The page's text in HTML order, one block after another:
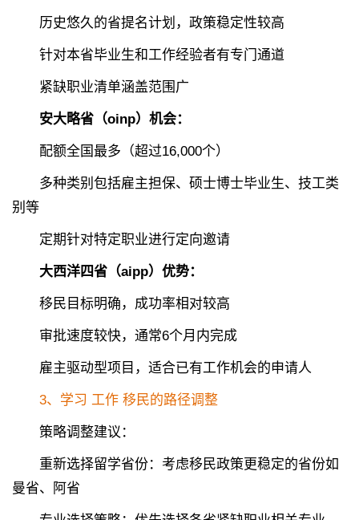
历史悠久的省提名计划，政策稳定性较高
针对本省毕业生和工作经验者有专门通道
紧缺职业清单涵盖范围广
安大略省（oinp）机会：
配额全国最多（超过16,000个）
多种类别包括雇主担保、硕士博士毕业生、技工类
别等
定期针对特定职业进行定向邀请
大西洋四省（aipp）优势：
移民目标明确，成功率相对较高
审批速度较快，通常6个月内完成
雇主驱动型项目，适合已有工作机会的申请人
3、学习 工作 移民的路径调整
策略调整建议：
重新选择留学省份：考虑移民政策更稳定的省份如
曼省、阿省